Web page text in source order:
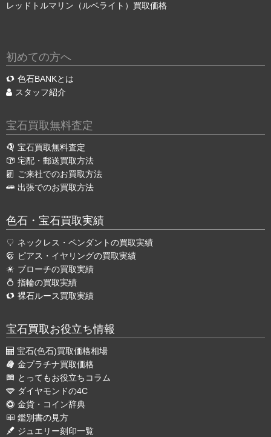
レッドトルマリン（ルベライト）買取価格
初めての方へ
色石BANKとは
スタッフ紹介
宝石買取無料査定
宝石買取無料査定
宅配・郵送買取方法
ご来社でのお買取方法
出張でのお買取方法
色石・宝石買取実績
ネックレス・ペンダントの買取実績
ピアス・イヤリングの買取実績
ブローチの買取実績
指輪の買取実績
裸石ルース買取実績
宝石買取お役立ち情報
宝石(色石)買取価格相場
金プラチナ買取価格
とってもお役立ちコラム
ダイヤモンドの4C
金貨・コイン辞典
鑑別書の見方
ジュエリー刻印一覧